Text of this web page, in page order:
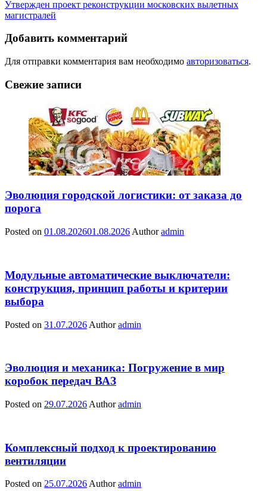
Утвержден проект реконструкции московских вылетных
магистралей
Добавить комментарий
Для отправки комментария вам необходимо авторизоваться.
Свежие записи
Эволюция городской логистики: от заказа до
порога
Posted on 01.08.202601.08.2026 Author admin
Модульные автоматические выключатели:
конструкция, принцип работы и критерии
выбора
Posted on 31.07.2026 Author admin
Эволюция и механика: Погружение в мир
коробок передач ВАЗ
Posted on 29.07.2026 Author admin
Комплексный подход к проектированию
вентиляции
Posted on 25.07.2026 Author admin